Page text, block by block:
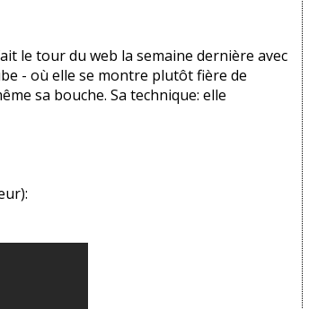
le tour du web la semaine dernière avec
- où elle se montre plutôt fière de
sa bouche. Sa technique: elle